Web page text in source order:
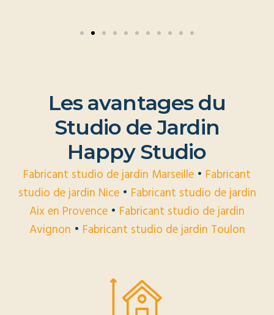
Les avantages du
Studio deJardin
Happy Studio
Fabricant studio de jardin Marseille • Fabricant
studio de jardin Nice• Fabricant studio de jardin
Aix en Provence • Fabricant studio de jardin
Avignon • Fabricant studio de jardin Toulon